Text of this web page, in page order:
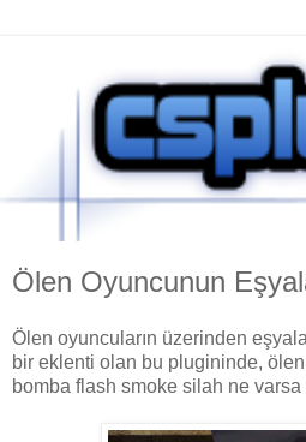
Ölen Oyuncunun
Ölen oyuncuların üzerinden
bir eklenti olan bu plugininde,
bomba flash smoke silah ne